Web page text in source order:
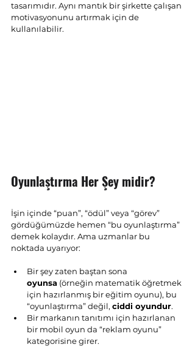
tasarımıdır. Aynı mantık bir şirkette çalışan
motivasyonunu artırmak için de
kullanılabilir.
Oyunlaştırma Her Şey midir?
İşin içinde “puan”, “ödül” veya “görev”
gördüğümüzde hemen “bu oyunlaştırma”
demek kolaydır. Ama uzmanlar bu
noktada uyarıyor:
Bir şey zaten baştan sona
oyunsa (örneğin matematik öğretmek
için hazırlanmış bir eğitim oyunu), bu
“oyunlaştırma” değil, ciddi oyundur.
Bir markanın tanıtımı için hazırlanan
bir mobil oyun da “reklam oyunu”
kategorisine girer.